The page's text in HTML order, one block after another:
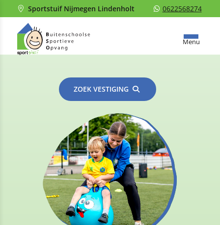
Sportstuif Nijmegen Lindenholt 0622568274
Menu
ZOEK VESTIGING